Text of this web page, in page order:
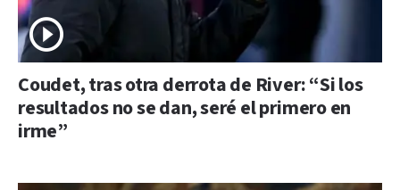
Coudet, tras otra derrota de River: “Si los
resultados no se dan, seré el primero en
irme”